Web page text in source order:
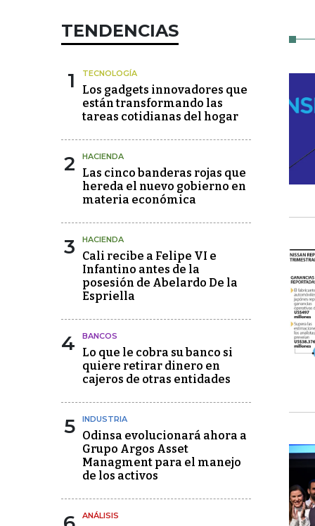
TENDENCIAS
1 TECNOLOGÍA
Los gadgets innovadores que
están transformando las
tareas cotidianas del hogar
2 HACIENDA
Las cinco banderas rojas que
hereda el nuevo gobierno en
materia económica
3 HACIENDA
Cali recibe a Felipe VI e
Infantino antes de la
posesión de Abelardo De la
Espriella
4 BANCOS
Lo que le cobra su banco si
quiere retirar dinero en
cajeros de otras entidades
5 INDUSTRIA
Odinsa evolucionará ahora a
Grupo Argos Asset
Managment para el manejo
de los activos
ANÁLISIS